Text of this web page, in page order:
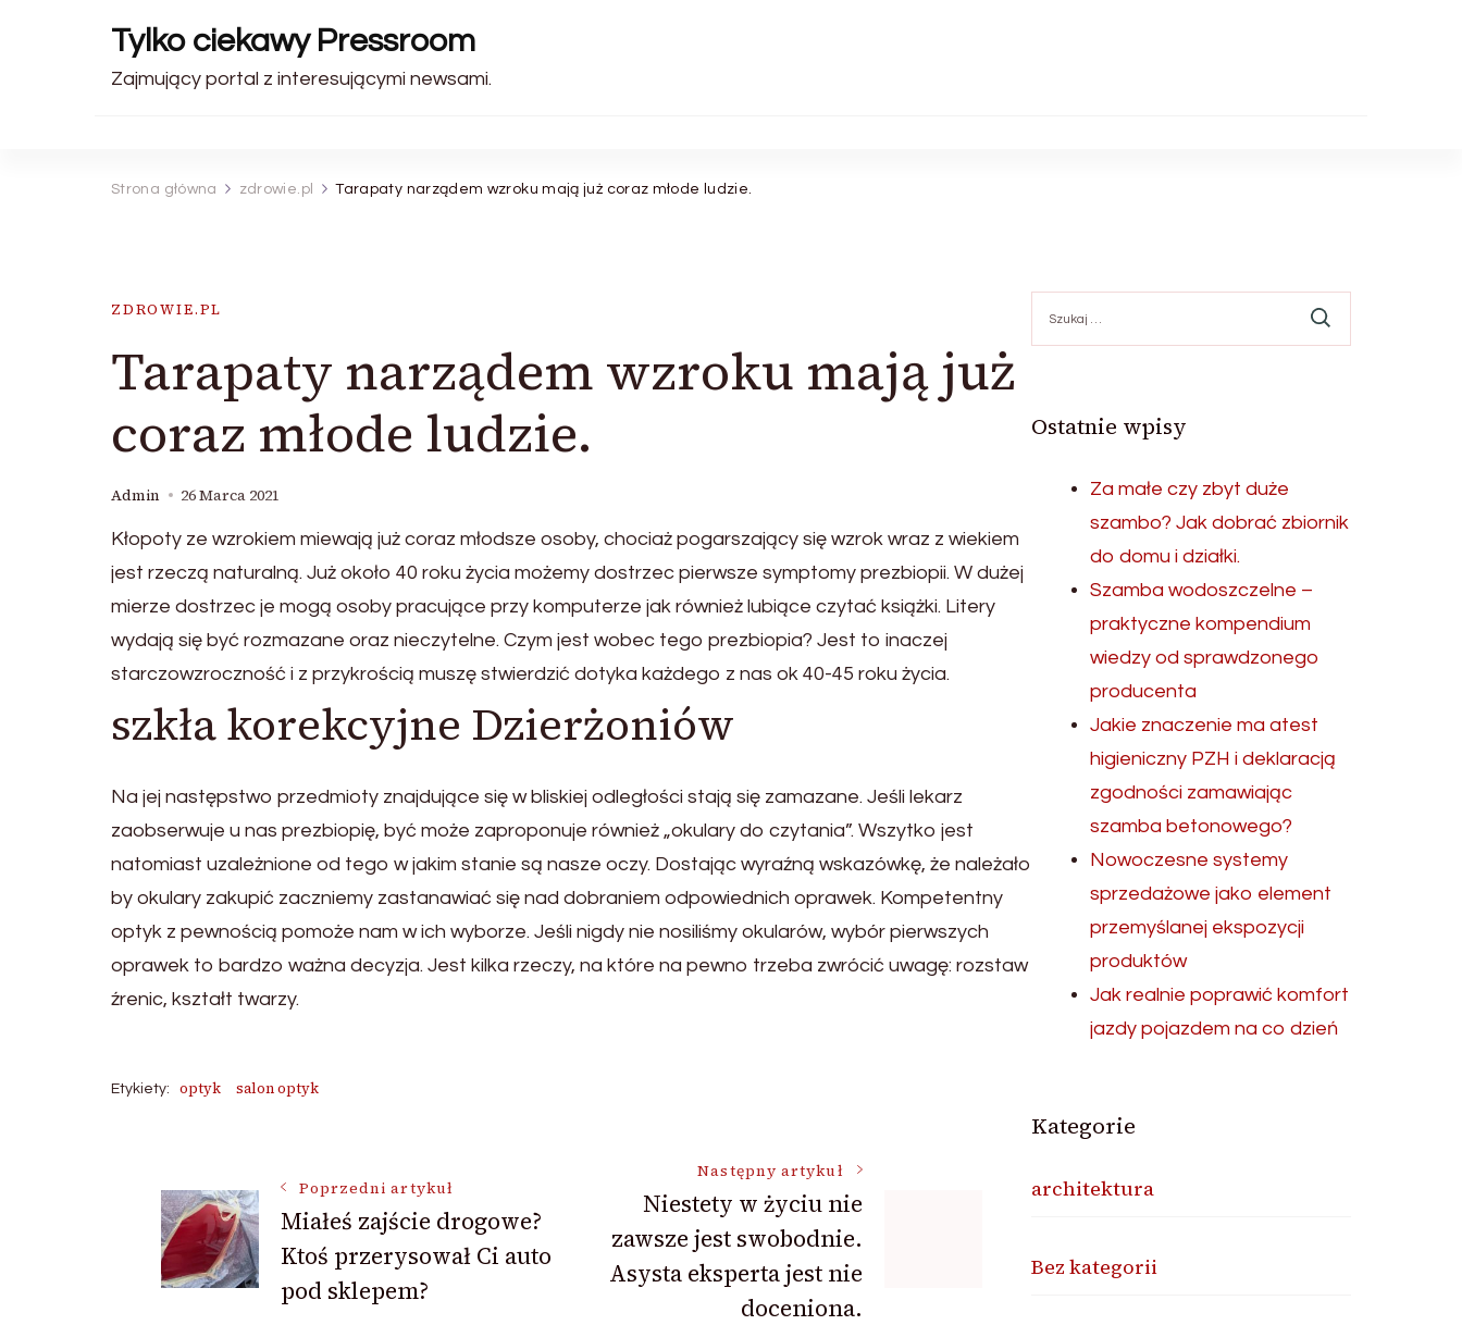
Tylko ciekawy Pressroom
Zajmujący portal z interesującymi newsami.
Strona główna zdrowie.pl Tarapaty narządem wzroku mają już coraz młode ludzie.
ZDROWIE.PL
Tarapaty narządem wzroku mają już
coraz młode ludzie.
Admin 26 Marca 2021
Kłopoty ze wzrokiem miewają już coraz młodsze osoby, chociaż pogarszający się wzrok wraz z wiekiem
jest rzeczą naturalną. Już około 40 roku życia możemy dostrzec pierwsze symptomy prezbiopii. W dużej
mierze dostrzec je mogą osoby pracujące przy komputerze jak również lubiące czytać książki. Litery
wydają się być rozmazane oraz nieczytelne. Czym jest wobec tego prezbiopia? Jest to inaczej
starczowzroczność i z przykrością muszę stwierdzić dotyka każdego z nas ok 40-45 roku życia.
szkła korekcyjne Dzierżoniów
Na jej następstwo przedmioty znajdujące się w bliskiej odległości stają się zamazane. Jeśli lekarz
zaobserwuje u nas prezbiopię, być może zaproponuje również „okulary do czytania”. Wszytko jest
natomiast uzależnione od tego w jakim stanie są nasze oczy. Dostając wyraźną wskazówkę, że należało
by okulary zakupić zaczniemy zastanawiać się nad dobraniem odpowiednich oprawek. Kompetentny
optyk z pewnością pomoże nam w ich wyborze. Jeśli nigdy nie nosiliśmy okularów, wybór pierwszych
oprawek to bardzo ważna decyzja. Jest kilka rzeczy, na które na pewno trzeba zwrócić uwagę: rozstaw
źrenic, kształt twarzy.
Etykiety: optyk salon optyk
Nawigacja
wpisu
Poprzedni artykuł
Miałeś zajście drogowe?
Ktoś przerysował Ci auto
pod sklepem?
Następny artykuł
Niestety w życiu nie
zawsze jest swobodnie.
Asysta eksperta jest nie
doceniona.
Ostatnie wpisy
Za małe czy zbyt duże
szambo? Jak dobrać zbiornik
do domu i działki.
Szamba wodoszczelne –
praktyczne kompendium
wiedzy od sprawdzonego
producenta
Jakie znaczenie ma atest
higieniczny PZH i deklaracją
zgodności zamawiając
szamba betonowego?
Nowoczesne systemy
sprzedażowe jako element
przemyślanej ekspozycji
produktów
Jak realnie poprawić komfort
jazdy pojazdem na co dzień
Kategorie
architektura
Bez kategorii